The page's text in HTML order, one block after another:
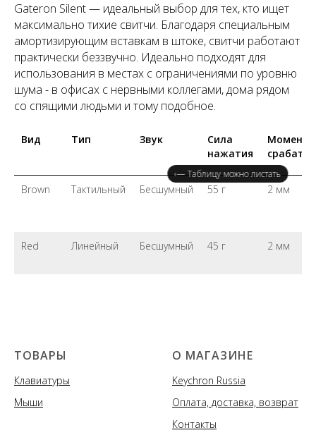
Gateron Silent — идеальный выбор для тех, кто ищет
максимально тихие свитчи. Благодаря специальным
амортизирующим вставкам в штоке, свитчи работают
практически беззвучно. Идеально подходят для
использования в местах с ограничениями по уровню
шума - в офисах с нервными коллегами, дома рядом
со спящими людьми и тому подобное.
Вид Тип Звук
Сила
нажатия
Момент
Brown Тактильный Бесшумный 55 г 2 мм
Red Линейный Бесшумный 45 г 2 мм
‹— Таблицу можно листать
ТОВАРЫ
Клавиатуры
Мыши
О МАГАЗИНЕ
Keychron Russia
Оплата, доставка, возврат
Контакты